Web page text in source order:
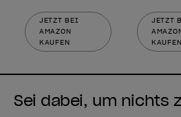
JETZT BEI
AMAZON
KAUFEN
JETZT
KAUFEN
Sei dabei, um nichts